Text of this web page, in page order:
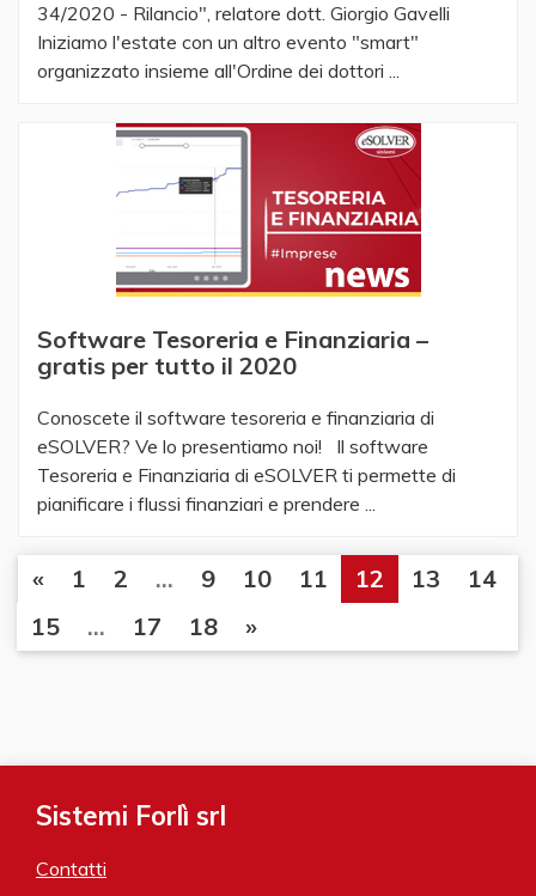
34/2020 - Rilancio", relatore dott. Giorgio Gavelli
Iniziamo l'estate con un altro evento "smart"
organizzato insieme all'Ordine dei dottori ...
Software Tesoreria e Finanziaria –
gratis per tutto il 2020
Conoscete il software tesoreria e finanziaria di
eSOLVER? Ve lo presentiamo noi! Il software
Tesoreria e Finanziaria di eSOLVER ti permette di
pianificare i flussi finanziari e prendere ...
« 1 2 ... 9 10 11 12 13
14
15
... 17 18 »
Sistemi Forlì srl
Contatti